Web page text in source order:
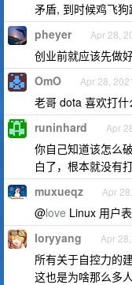
矛盾, 到时候鸡飞狗
pheyer Apr 28,
创业前就应该先做
OmO Apr 28, 2021
老哥 dota 喜欢打
runinhard Apr
你自己知道该怎么
白了，根本就没有
muxueqz Apr
@love Linux 用户
loryyang Apr
所有关于自控力的
这也是为啥那么多